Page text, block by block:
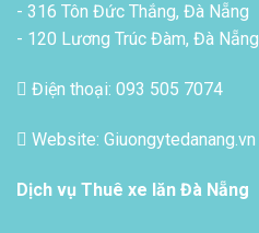
- 316 Tôn Đức Thắng, Đà Nẵng
- 120 Lương Trúc Đàm, Đà Nẵng
Điện thoại: 093 505 7074
Website: Giuongytedanang.vn
Dịch vụ Thuê xe lăn Đà Nẵng